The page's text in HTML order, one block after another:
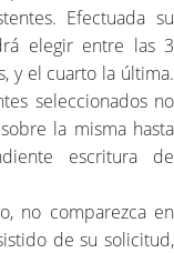
Efectuada su
elegir entre las 3
y el cuarto la última.
seleccionados no
la misma hasta
escritura de
no comparezca en
de su solicitud,